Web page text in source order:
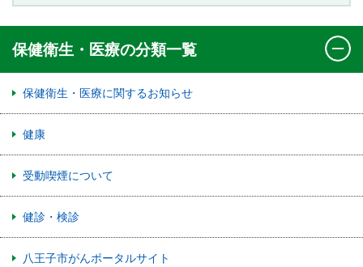
保健衛生・医療の分類一覧
保健衛生・医療に関するお知らせ
健康
受動喫煙について
健診・検診
八王子市がんポータルサイト